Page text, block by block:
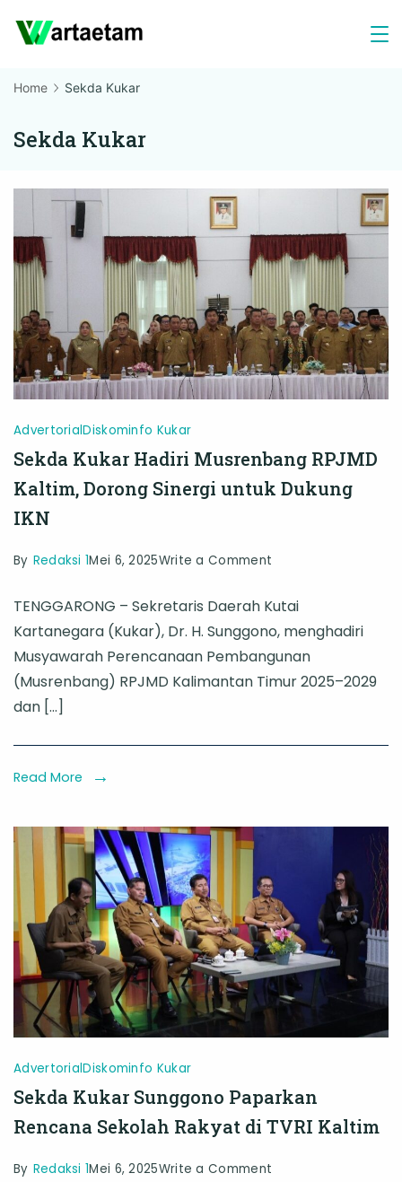
Home Sekda Kukar
Sekda Kukar
AdvertorialDiskominfo Kukar
Sekda Kukar Hadiri Musrenbang RPJMD
Kaltim, Dorong Sinergi untuk Dukung
IKN
By Redaksi 1Mei 6, 2025Write a Comment
Kukar
Hadiri
Musrenbang
Dorong
Dukung
TENGGARONG – Sekretaris Daerah Kutai
Kartanegara (Kukar), Dr. H. Sunggono, menghadiri
Musyawarah Perencanaan Pembangunan
(Musrenbang) RPJMD Kalimantan Timur 2025–2029
dan […]
Read More
AdvertorialDiskominfo Kukar
Sekda Kukar Sunggono Paparkan
Rencana Sekolah Rakyat di TVRI Kaltim
By Redaksi 1Mei 6, 2025Write a Comment